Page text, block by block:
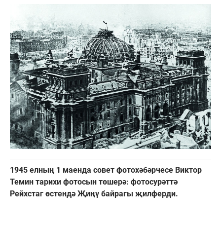
1945 елның 1 маенда совет фотохәбәрчесе Виктор
Темин тарихи фотосын төшерә: фотосурәттә
Рейхстаг өстендә Җиңү байрагы җилферди.